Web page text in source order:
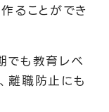
ることができ
でも教育レベ
離職防止にも